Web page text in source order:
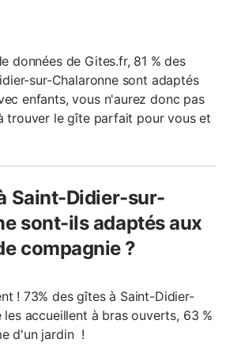
données de Gites.fr, 81 % des
sur-Chalaronne sont adaptés
enfants, vous n'aurez donc pas
trouver le gîte parfait pour vous et
Saint-Didier-sur-
sont-ils adaptés aux
compagnie ?
! 73% des gîtes à Saint-Didier-
les accueillent à bras ouverts, 63 %
d'un jardin !